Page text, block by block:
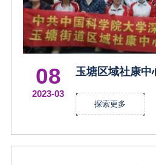
08
2023-03
玉塘区域社康中
探索更多